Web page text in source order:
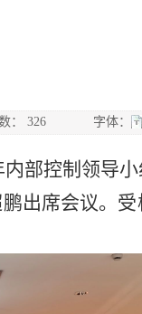
： 326 字体：
部控制领导
出席会议。